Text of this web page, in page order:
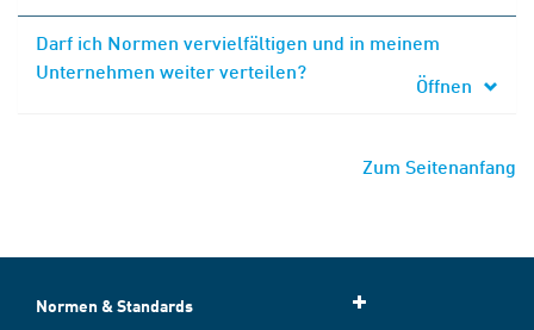
Darf ich Normen vervielfältigen und in meinem
Unternehmen weiter verteilen?
Öffnen
Zum Seitenanfang
Normen & Standards